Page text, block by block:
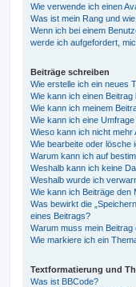
Wie verwende ich einen
Was ist mein Rang und
Wenn ich bei einem
werde ich aufgefordert,
Beiträge schreiben
Wie erstelle ich ein neues
Wie kann ich einen
Wie kann ich meinem
Wie kann ich eine
Wieso kann ich nicht mehr
Wie bearbeite oder lösche
Warum kann ich auf
Weshalb kann ich keine
Weshalb wurde ich
Wie kann ich Beiträge den
Was bewirkt die
eines Beitrags?
Warum muss mein
Wie markiere ich ein
Textformatierung und
Was ist BBCode?